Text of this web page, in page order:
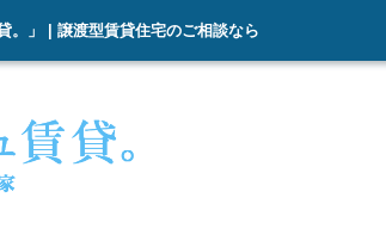
。」 | 譲渡型賃貸住宅のご相談なら